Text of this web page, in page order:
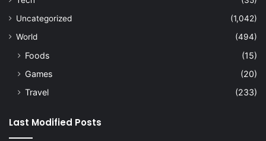
Uncategorized
(1,042)
World
(494)
Foods
(15)
Games
(20)
Travel
(233)
Last Modified Posts